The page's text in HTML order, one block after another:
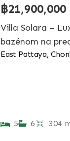
฿21,900,000
Villa Solara –
bazénom na
East Pattaya,
5 6 304